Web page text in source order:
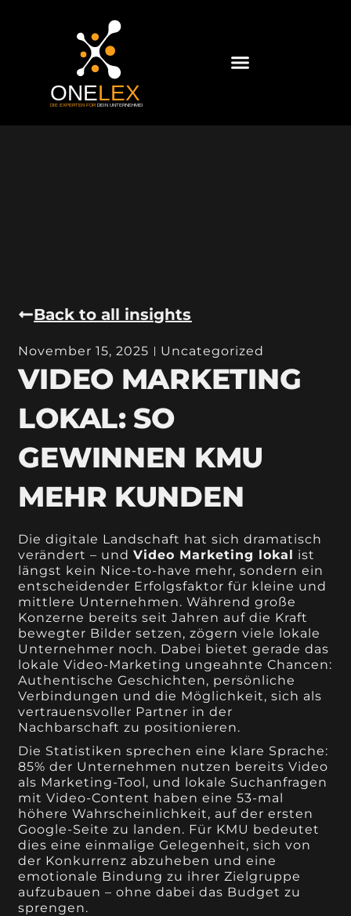
Back to all insights
November 15, 2025 Uncategorized
VIDEO MARKETING
LOKAL: SO
GEWINNEN KMU
MEHR KUNDEN
Die digitale Landschaft hat sich dramatisch
verändert – undVideo Marketing lokal ist
längst kein Nice-to-have mehr, sondern ein
entscheidender Erfolgsfaktor für kleine und
mittlere Unternehmen. Während große
Konzerne bereits seit Jahren auf die Kraft
bewegter Bilder setzen, zögern viele lokale
Unternehmer noch. Dabei bietet gerade das
lokale Video-Marketing ungeahnte Chancen:
Authentische Geschichten, persönliche
Verbindungen und die Möglichkeit, sich als
vertrauensvoller Partner in der
Nachbarschaft zu positionieren.
Die Statistiken sprechen eine klare Sprache:
85% der Unternehmen nutzen bereits Video
als Marketing-Tool, und lokale Suchanfragen
mit Video-Content haben eine 53-mal
höhere Wahrscheinlichkeit, auf der ersten
Google-Seite zu landen. Für KMU bedeutet
dies eine einmalige Gelegenheit, sich von
der Konkurrenz abzuheben und eine
emotionale Bindung zu ihrer Zielgruppe
aufzubauen – ohne dabei das Budget zu
sprengen.